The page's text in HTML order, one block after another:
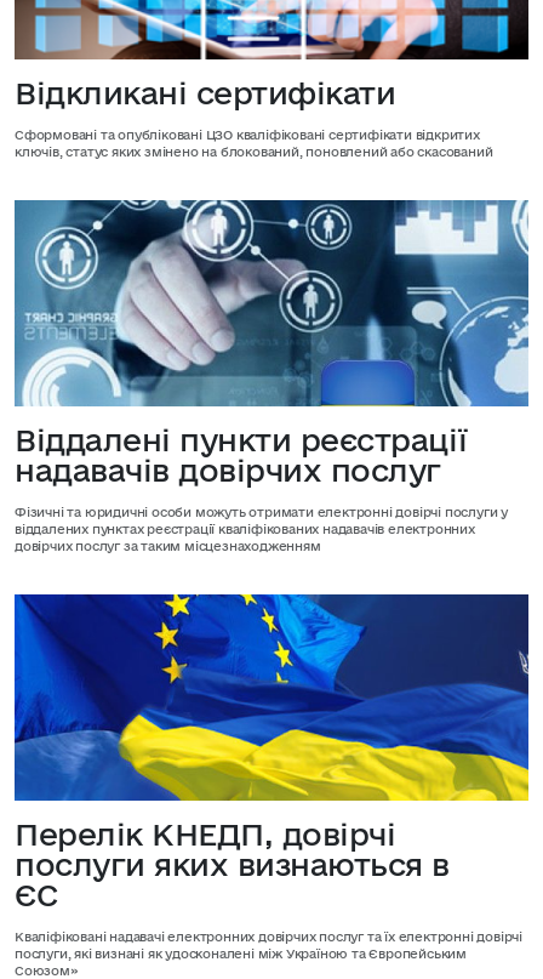
Відкликані сертифікати
Сформовані та опубліковані ЦЗО кваліфіковані сертифікати відкритих
ключів, статус яких змінено на блокований, поновлений або скасований
Віддалені пункти реєстрації
надавачів довірчих послуг
Фізичні та юридичні особи можуть отримати електронні довірчі послуги у
віддалених пунктах реєстрації кваліфікованих надавачів електронних
довірчих послуг за таким місцезнаходженням
Перелік КНЕДП, довірчі
послуги яких визнаються в
ЄС
Кваліфіковані надавачі електронних довірчих послуг та їх електронні довірчі
послуги, які визнані як удосконалені між Україною та Європейським
Союзом»